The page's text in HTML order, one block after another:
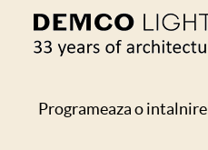
Programeaza o intalnire